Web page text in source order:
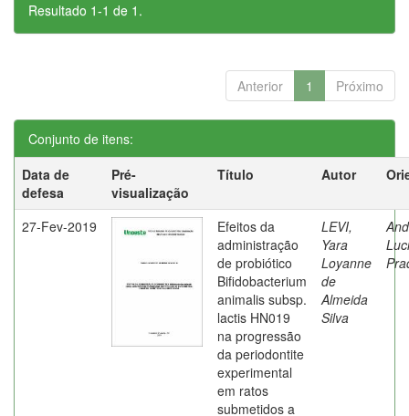
Resultado 1-1 de 1.
Anterior 1 Próximo
Conjunto de itens:
Data de
defesa
Pré-
visualização
Título Autor
27-Fev-2019
Efeitos da
administração
de probiótico
Bifidobacterium
animalis subsp.
lactis HN019
na progressão
da periodontite
experimental
em ratos
submetidos a
LEVI,
Yara
Loyanne
de
Almeida
Silva